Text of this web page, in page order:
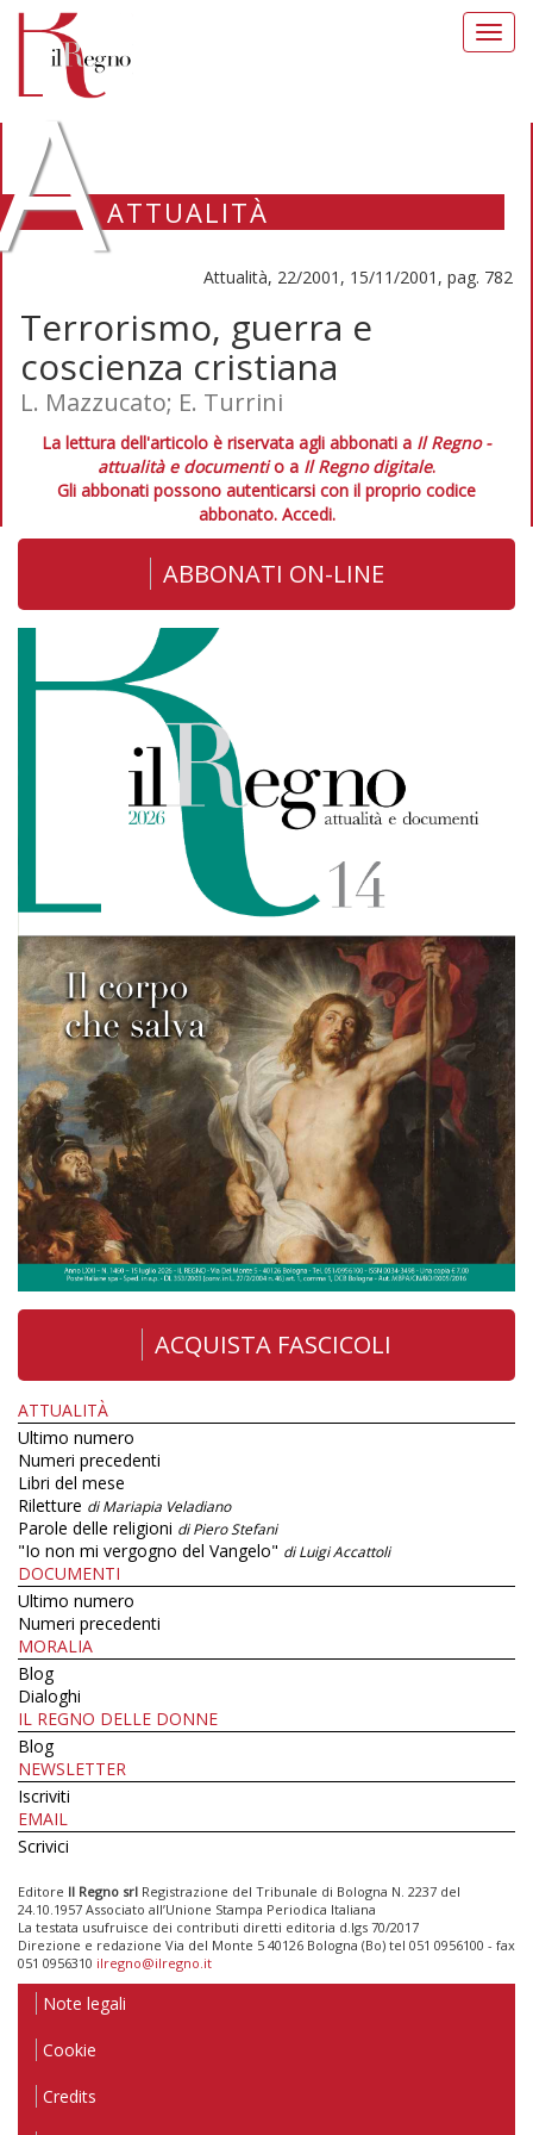
ATTUALITÀ
Attualità, 22/2001, 15/11/2001, pag. 782
Terrorismo, guerra e
coscienza cristiana
L. Mazzucato; E. Turrini
La lettura dell'articolo è riservata agli abbonati a Il Regno -
attualità e documentio a Il Regno digitale.
Gli abbonati possono autenticarsi con il proprio codice
abbonato. Accedi.
ABBONATI ON-LINE
ACQUISTA FASCICOLI
ATTUALITÀ
Ultimo numero
Numeri precedenti
Libri del mese
Riletture di Mariapia Veladiano
Parole delle religioni di Piero Stefani
"Io non mi vergogno del Vangelo" di Luigi Accattoli
DOCUMENTI
Ultimo numero
Numeri precedenti
MORALIA
Blog
Dialoghi
IL REGNO DELLE DONNE
Blog
NEWSLETTER
Iscriviti
EMAIL
Scrivici
Editore Il Regno srl Registrazione del Tribunale di Bologna N. 2237 del
24.10.1957 Associato all’Unione Stampa Periodica Italiana
La testata usufruisce dei contributi diretti editoria d.lgs 70/2017
Direzione e redazione Via del Monte 5 40126 Bologna (Bo) tel 051 0956100 - fax
051 0956310 ilregno@ilregno.it
Note legali
Cookie
Credits